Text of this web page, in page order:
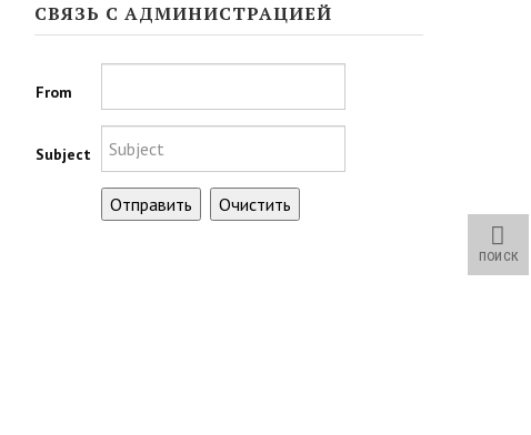
ПОИСК
СВЯЗЬ С АДМИНИСТРАЦИЕЙ
From
Subject